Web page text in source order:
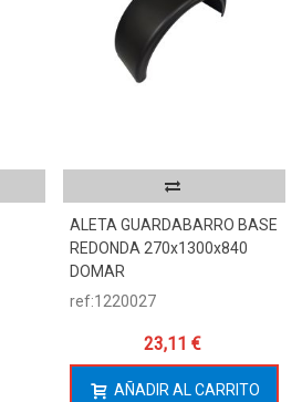
ALETA GUARDABARRO BASE
REDONDA 270x1300x840
DOMAR
ref:1220027
23,11 €
AÑADIR AL CARRITO